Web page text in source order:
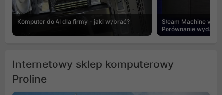
Komputer do AI dla firmy - jaki wybrać?
Steam Machine vs
Porównanie
Internetowy sklep komputerowy
Proline